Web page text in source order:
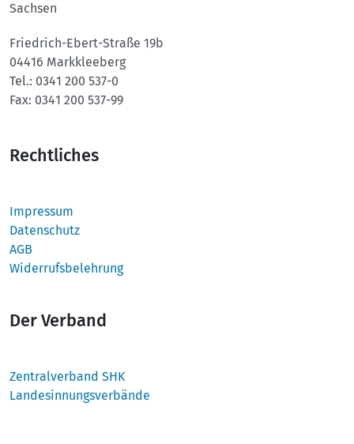
Sachsen
Friedrich-Ebert-Straße 19b
04416 Markkleeberg
Tel.: 0341 200 537-0
Fax: 0341 200 537-99
Rechtliches
Impressum
Datenschutz
AGB
Widerrufsbelehrung
Der Verband
Zentralverband SHK
Landesinnungsverbände